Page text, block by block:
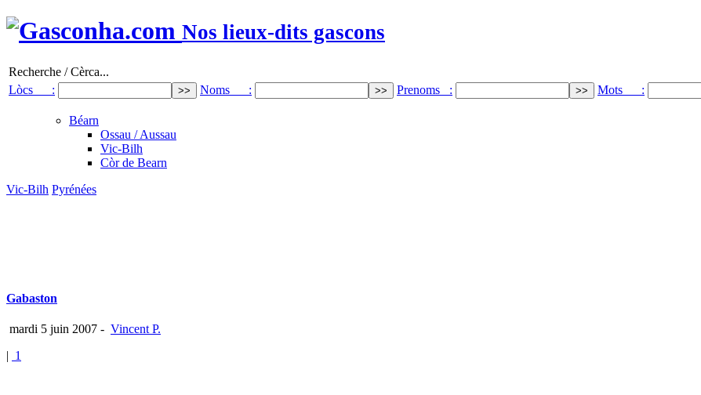
Nos lieux-dits gascons
Recherche / Cèrca...
Lòcs :
Noms : Prenoms : Mots :
Béarn
Ossau / Aussau
Vic-Bilh
Còr de Bearn
Vic-Bilh Pyrénées
Gabaston
mardi 5 juin 2007 - Vincent P.
| 1